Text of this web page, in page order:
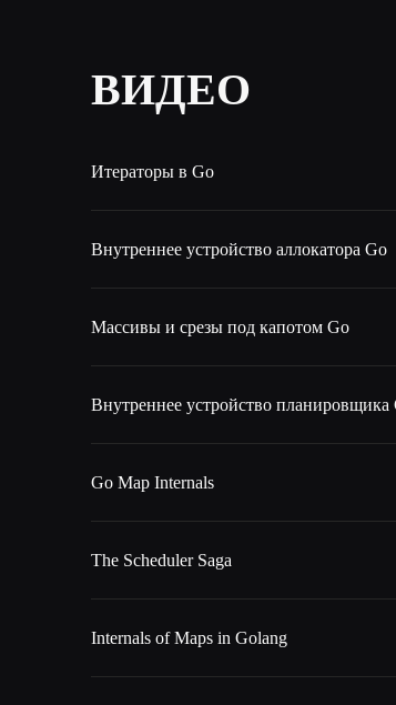
ВИДЕО
Итераторы в Go
Внутреннее устройство аллокатора Go
Массивы и срезы под капотом Go
Внутреннее устройство планировщика
Go Map Internals
The Scheduler Saga
Internals of Maps in Golang